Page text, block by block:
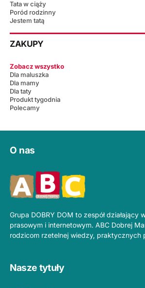
Tata w ciąży
Poród rodzinny
Jestem tatą
ZAKUPY
Zobacz wszystko
Dla maluszka
Dla mamy
Dla taty
Produkt tygodnia
Polecamy
O nas
Grupa DOBRY DOM to zespół działający
prasowym i internetowym. ABC Dobrej
rodzicom rzetelnej wiedzy, praktycznych
Nasze tytuły